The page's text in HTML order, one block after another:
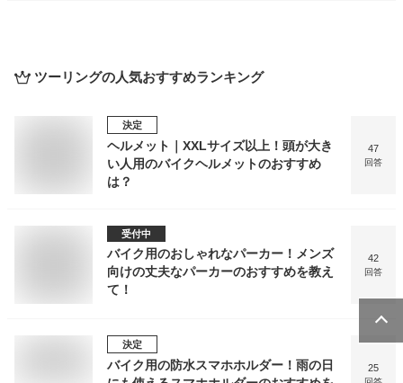
ツーリングの人気おすすめランキング
決定
ヘルメット｜XXLサイズ以上！頭が大き
い人用のバイクヘルメットのおすすめ
は？
47
回答
受付中
バイク用のおしゃれなパーカー！メンズ
向けの丈夫なパーカーのおすすめを教え
て！
42
回答
決定
バイク用の防水スマホホルダー！雨の日
25